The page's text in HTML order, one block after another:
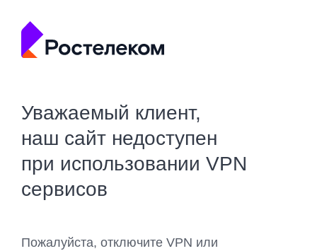
Уважаемый клиент,
наш сайт недоступен
при использовании VPN
сервисов
Пожалуйста, отключите VPN или